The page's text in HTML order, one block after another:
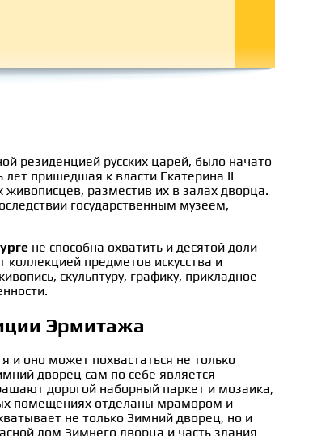
резиденцией русских царей, было начато
лет пришедшая к власти Екатерина II
разместив их в залах дворца.
государственным музеем,
не способна охватить и десятой доли
предметов искусства и
скульптуру, графику, прикладное
Эрмитажа
оно может похвастаться не только
дворец сам по себе является
дорогой наборный паркет и мозаика,
помещениях отделаны мрамором и
не только Зимний дворец, но и
дом Зимнего дворца и часть здания